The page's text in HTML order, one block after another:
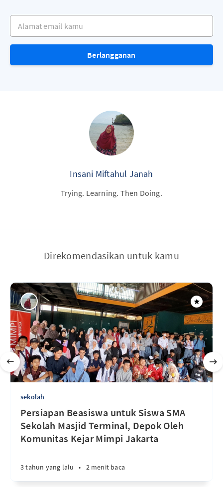
Alamat email kamu
Berlangganan
Insani Miftahul Janah
Trying. Learning. Then Doing.
Direkomendasikan untuk kamu
sekolah
Persiapan Beasiswa untuk Siswa SMA
Sekolah Masjid Terminal, Depok Oleh
Komunitas Kejar Mimpi Jakarta
3 tahun yang lalu • 2 menit baca